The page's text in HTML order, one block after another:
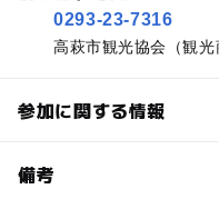
0293-23-7316
高萩市観光協会（観光
参加に関する情報
予約/応募
備考